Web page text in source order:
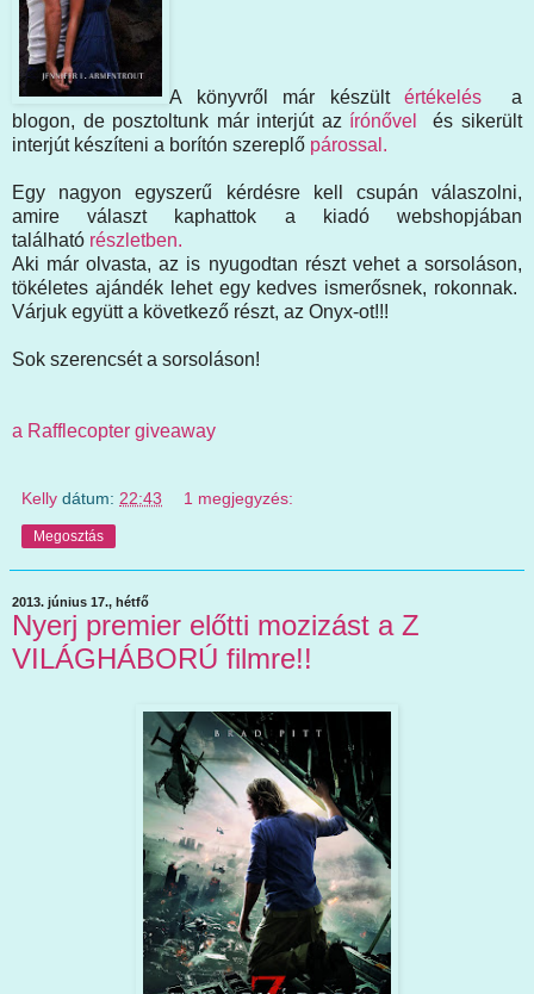
A könyvről már készült értékelés a
blogon, de posztoltunk már interjút az írónővelés sikerült
interjút készíteni a borítón szereplő párossal.
Egy nagyon egyszerű kérdésre kell csupán válaszolni,
amire választ kaphattok a kiadó webshopjában
található részletben.
Aki már olvasta, az is nyugodtan részt vehet a sorsoláson,
tökéletes ajándék lehet egy kedves ismerősnek, rokonnak.
Várjuk együtt a következő részt, az Onyx-ot!!!
Sok szerencsét a sorsoláson!
a Rafflecopter giveaway
Kelly dátum: 22:43 1 megjegyzés:
Megosztás
2013. június 17., hétfő
Nyerj premier előtti mozizást a Z
VILÁGHÁBORÚ filmre!!